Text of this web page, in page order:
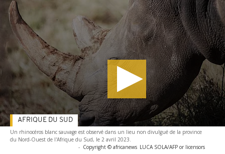
Un rhinocéros blanc sauvage est observé dans un lieu non divulgué de la province
du Nord-Ouest de l'Afrique du Sud, le 2 avril 2023.
- Copyright © africanews LUCA SOLA/AFP or licensors
AFRIQUE DU SUD